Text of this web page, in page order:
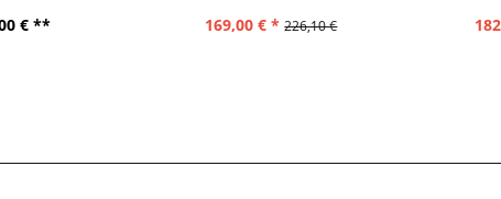
€ **
169,00 € * 226,10 €